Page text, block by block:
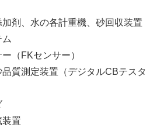
剤、水の各計重機、砂回収装置
（FKセンサー）
質測定装置（デジタルCBテスタ
置